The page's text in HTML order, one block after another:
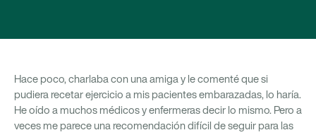
Hace poco, charlaba con una amiga y le comenté que si
pudiera recetar ejercicio a mis pacientes embarazadas, lo haría.
He oído a muchos médicos y enfermeras decir lo mismo. Pero a
veces me parece una recomendación difícil de seguir para las